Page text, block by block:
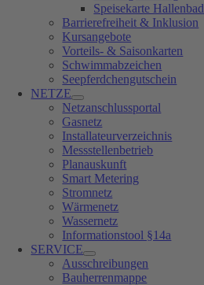
Speisekarte Hallenbad
Barrierefreiheit & Inklusion
Kursangebote
Vorteils- & Saisonkarten
Schwimmabzeichen
Seepferdchengutschein
NETZE
Netzanschlussportal
Gasnetz
Installateurverzeichnis
Messstellenbetrieb
Planauskunft
Smart Metering
Stromnetz
Wärmenetz
Wassernetz
Informationstool §14a
SERVICE
Ausschreibungen
Bauherrenmappe